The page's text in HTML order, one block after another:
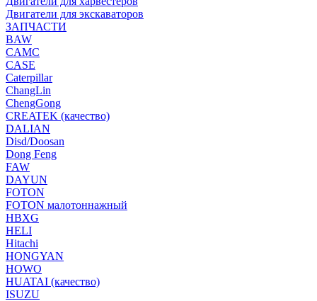
Двигатели для экскаваторов
ЗАПЧАСТИ
BAW
CAMC
CASE
Caterpillar
ChangLin
ChengGong
CREATEK (качество)
DALIAN
Disd/Doosan
Dong Feng
FAW
DAYUN
FOTON
FOTON малотоннажный
HBXG
HELI
Hitachi
HONGYAN
HOWO
HUATAI (качество)
ISUZU